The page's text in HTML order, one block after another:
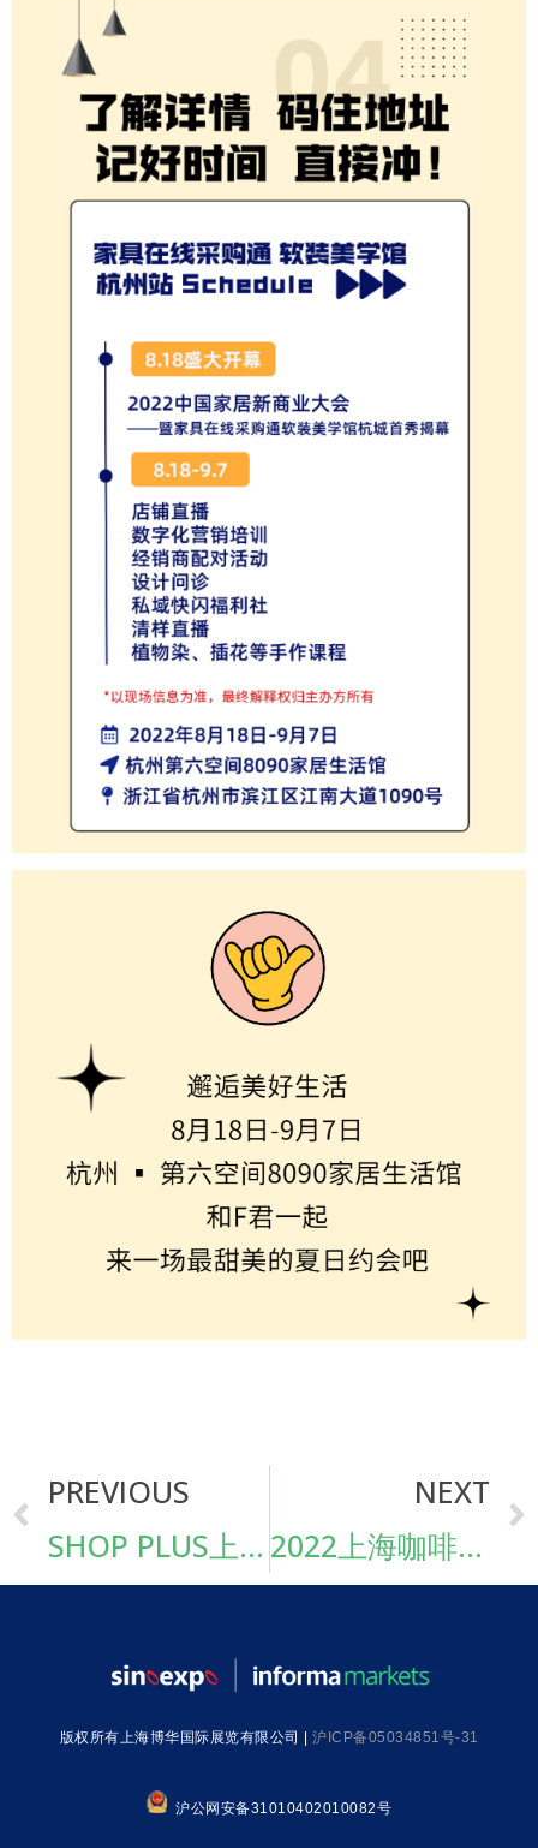
PREVIOUS
SHOP PLUS上海国际商业空间博览会【南京】阵容大亮相！
NEXT
2022上海咖啡文化生活节详情活动公开！周末外滩见！
版权所有上海博华国际展览有限公司 | 沪ICP备05034851号-31
沪公网安备31010402010082号